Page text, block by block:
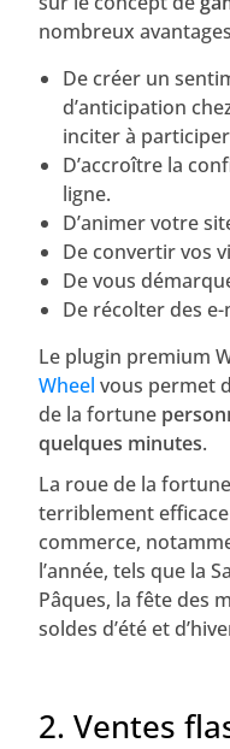
nombreux
De créer un
d’anticipation
inciter à participer
D’accroître la
ligne.
D’animer votre
De convertir vos
De vous
De récolter des e-
Le plugin premium
Wheel vous permet
de la fortune
quelques minutes.
La roue de la
terriblement
commerce,
l’année, tels que la
Pâques, la fête des
soldes d’été et
2. Ventes